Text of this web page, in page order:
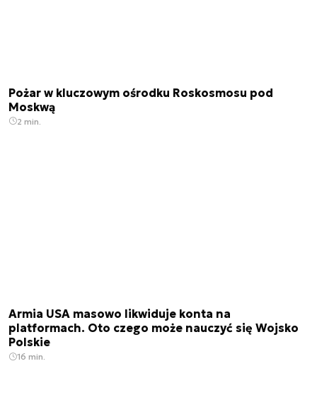
Pożar w kluczowym ośrodku Roskosmosu pod
Moskwą
2 min.
Armia USA masowo likwiduje konta na
platformach. Oto czego może nauczyć się Wojsko
Polskie
16 min.